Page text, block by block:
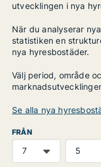
utvecklingen i nya
När du analyserar
statistiken en
nya hyresbostäder.
Välj period, område
Se alla nya
FRÅN